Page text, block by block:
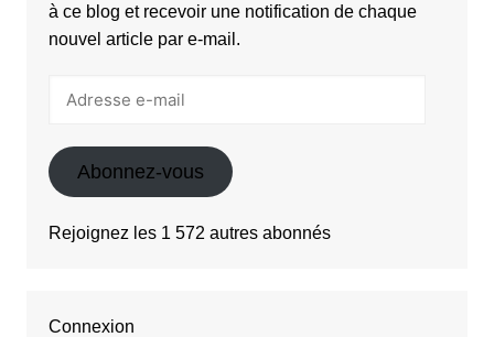
à ce blog et recevoir une notification de chaque
nouvel article par e-mail.
Abonnez-vous
Rejoignez les 1 572 autres abonnés
Connexion